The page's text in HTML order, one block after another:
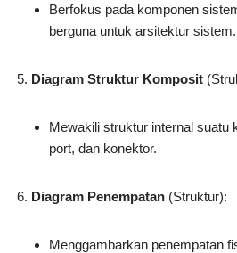
Berfokus pada komponen
berguna untuk arsitektur sistem.
Diagram Struktur Komposit
Mewakili struktur internal suatu
port, dan konektor.
Diagram Penempatan (Struktur):
Menggambarkan penempatan